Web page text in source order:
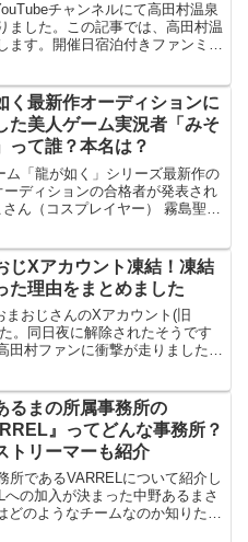
チャンネルにて高田村温泉
ました。この記事では、高田村温
ます。開催日宿泊付きファンミー
く最新作オーディションに
た美人ゲーム実況者「みそ
って誰？本名は？
ム「龍が如く」シリーズ最新作の
ーディションの合格者が発表され
ん（コスプレイヤー） 霧島聖子
じXアカウント凍結！凍結
た理由をまとめました
おじさんのXアカウント(旧
。同日夜に解除されたそうです
田村ファンに衝撃が走りました。
るまの所属事務所の
』ってどんな事務所？
トリーマーも紹介
所であるVARRELについて紹介し
の加入が決まった中野あるまさ
どのようなチームなのか知りたい